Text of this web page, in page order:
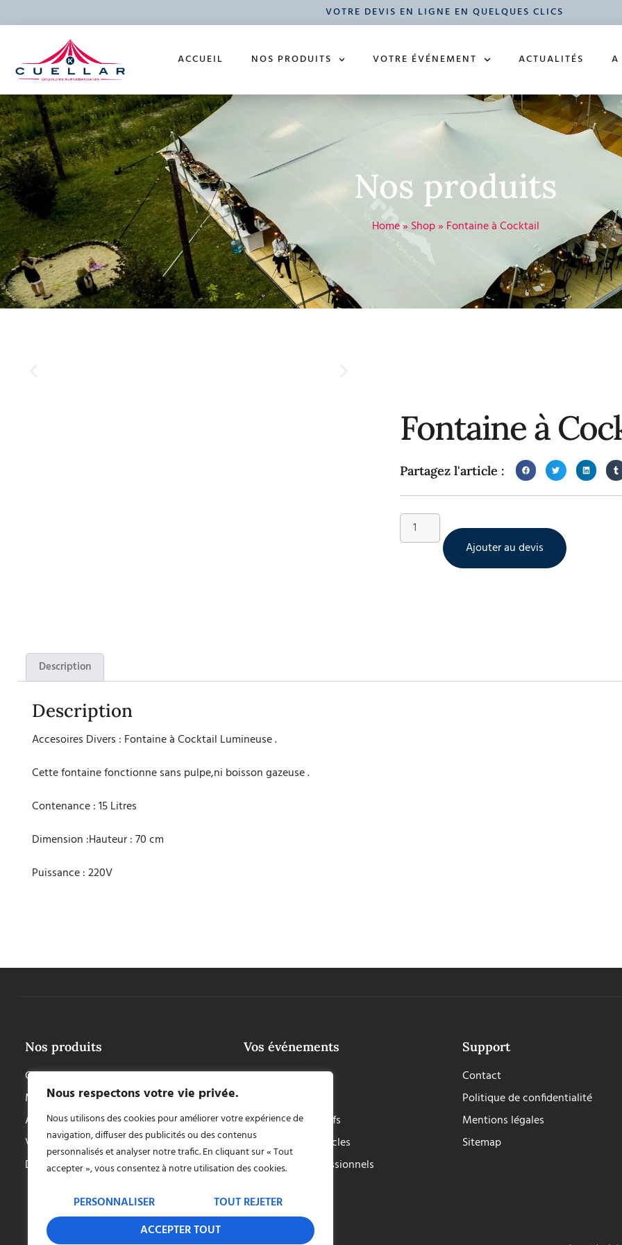
Nous respectons votre vie privée.
Nous utilisons des cookies pour améliorer votre expérience de
navigation, diffuser des publicités ou des contenus
personnalisés et analyser notre trafic. En cliquant sur « Tout
accepter », vous consentez à notre utilisation des cookies.
PERSONNALISER
TOUT REJETER
ACCEPTER TOUT
VOTRE DEVIS EN LIGNE EN QUELQUES CLICS
ACCUEIL NOS PRODUITS VOTRE ÉVÉNEMENT ACTUALITÉS A
Nos produits
Home» Shop» Fontaine à Cocktail
Fontaine à
Partagez l'article :
Ajouter au devis
Description
Description
Accesoires Divers : Fontaine à Cocktail Lumineuse .
Cette fontaine fonctionne sans pulpe,ni boisson gazeuse .
Contenance : 15 Litres
Dimension :Hauteur : 70 cm
Puissance : 220V
Nos produits
Chapiteaux & tentes
Mobilier
Accessoires
Vaisselle
Décoration
Vos événements
Mariages
Événements sportifs
Concerts & spectacles
Événements professionnels
Support
Contact
Politique de confidentialité
Mentions légales
Sitemap